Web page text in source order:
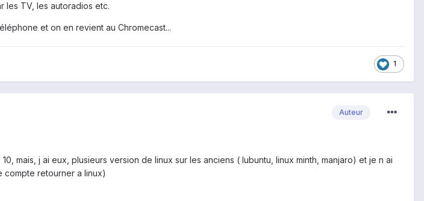
les TV, les autoradios etc.
et on en revient au Chromecast...
1
Auteur
mais, j ai eux, plusieurs version de linux sur les anciens ( lubuntu, linux minth, manjaro) et je n ai
compte retourner a linux)